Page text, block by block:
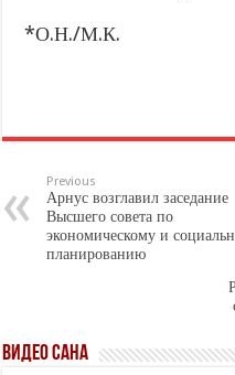
*О.Н./М.К.
Previous
Арнус возглавил заседание
Высшего совета по
экономическому и
планированию
ВИДЕО САНА